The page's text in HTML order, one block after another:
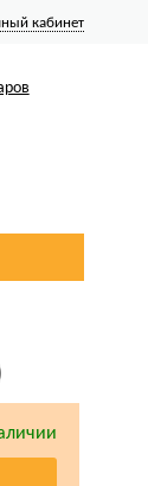
кабинет